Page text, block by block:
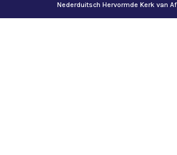
Nederduitsch Hervormde Kerk van